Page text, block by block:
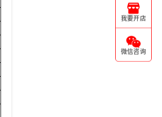
我要开店
微信咨询